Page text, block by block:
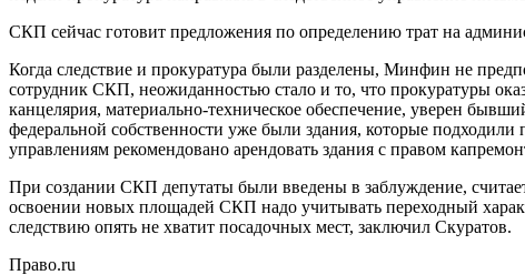
СКП сейчас готовит предложения по определению трат на
Когда следствие и прокуратура были разделены, Минфин не
сотрудник СКП, неожиданностью стало и то, что прокуратуры
канцелярия, материально-техническое обеспечение, уверен
федеральной собственности уже были здания, которые
управлениям рекомендовано арендовать здания с правом
При создании СКП депутаты были введены в заблуждение,
освоении новых площадей СКП надо учитывать переходный
следствию опять не хватит посадочных мест, заключил Скуратов.
Право.ru